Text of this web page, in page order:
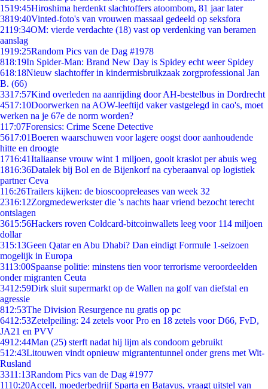
1519:45Hiroshima herdenkt slachtoffers atoombom, 81 jaar later
3819:40Vinted-foto's van vrouwen massaal gedeeld op seksfora
2119:34OM: vierde verdachte (18) vast op verdenking van beramen
aanslag
1919:25Random Pics van de Dag #1978
818:19In Spider-Man: Brand New Day is Spidey echt weer Spidey
618:18Nieuw slachtoffer in kindermisbruikzaak zorgprofessional Jan
B. (66)
3317:57Kind overleden na aanrijding door AH-bestelbus in Dordrecht
4517:10Doorwerken na AOW-leeftijd vaker vastgelegd in cao's, moet
werken na je 67e de norm worden?
117:07Forensics: Crime Scene Detective
5617:01Boeren waarschuwen voor lagere oogst door aanhoudende
hitte en droogte
1716:41Italiaanse vrouw wint 1 miljoen, gooit kraslot per abuis weg
1816:36Datalek bij Bol en de Bijenkorf na cyberaanval op logistiek
partner Ceva
116:26Trailers kijken: de bioscoopreleases van week 32
2316:12Zorgmedewerkster die 's nachts haar vriend bezocht terecht
ontslagen
3615:56Hackers roven Coldcard-bitcoinwallets leeg voor 114 miljoen
dollar
315:13Geen Qatar en Abu Dhabi? Dan eindigt Formule 1-seizoen
mogelijk in Europa
3113:00Spaanse politie: minstens tien voor terrorisme veroordeelden
onder migranten Ceuta
3412:59Dirk sluit supermarkt op de Wallen na golf van diefstal en
agressie
812:53The Division Resurgence nu gratis op pc
6412:53Zetelpeiling: 24 zetels voor Pro en 18 zetels voor D66, FvD,
JA21 en PVV
4912:44Man (25) sterft nadat hij lijm als condoom gebruikt
512:43Litouwen vindt opnieuw migrantentunnel onder grens met Wit-
Rusland
3311:13Random Pics van de Dag #1977
1110:20Accell, moederbedrijf Sparta en Batavus, vraagt uitstel van